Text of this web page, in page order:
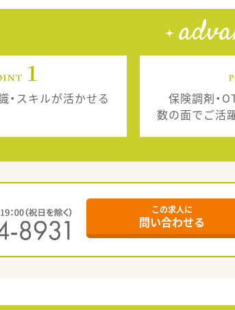
・スキルが活かせる
保険調剤・
数の面でご活
この求人に
問い合わせる